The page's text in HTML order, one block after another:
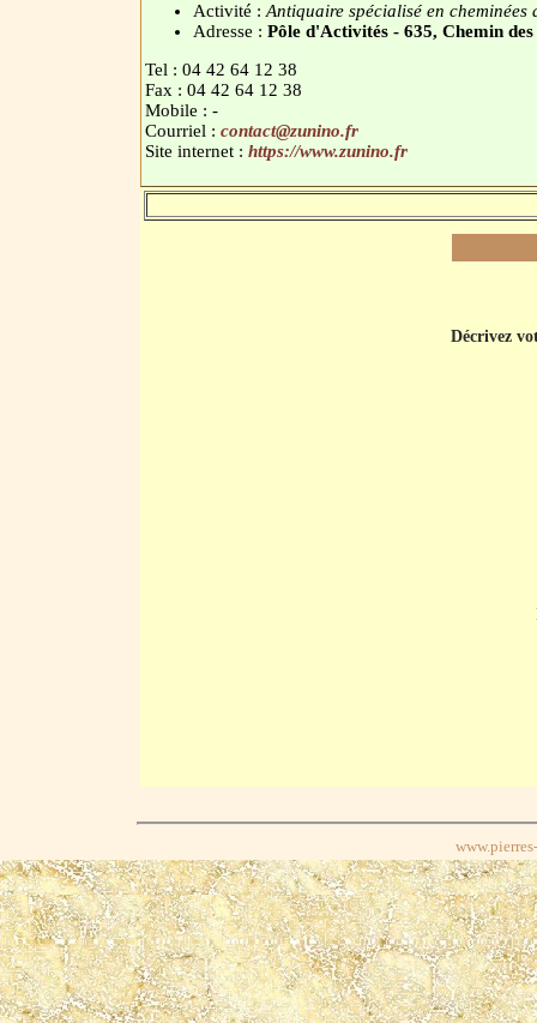
Activité : Antiquaire spécialisé en cheminées
Adresse : Pôle d'Activités - 635, Chemin
Tel : 04 42 64 12 38
Fax : 04 42 64 12 38
Mobile : -
Courriel : contact@zunino.fr
Site internet : https://www.zunino.fr
Décrivez